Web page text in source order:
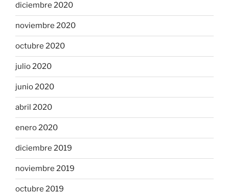
diciembre 2020
noviembre 2020
octubre 2020
julio 2020
junio 2020
abril 2020
enero 2020
diciembre 2019
noviembre 2019
octubre 2019